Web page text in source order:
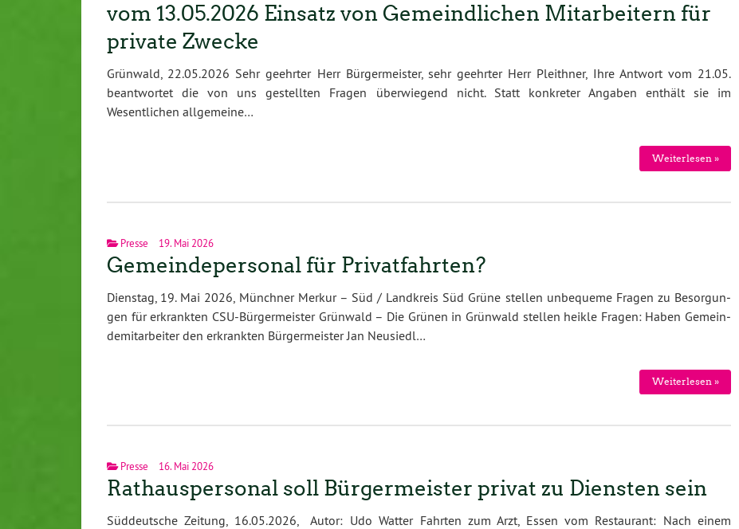
vom 13.05.2026 Einsatz von Gemeindlichen Mitarbeitern für
private Zwecke
Grünwald, 22.05.2026 Sehr geehrter Herr Bürgermeister, sehr geehrter Herr Pleithner, Ihre Antwort vom 21.05.
beantwortet die von uns gestellten Fragen überwiegend nicht. Statt konkreter Angaben enthält sie im
Wesentlichen allgemeine…
Weiterlesen »
Presse 19. Mai 2026
Gemeindepersonal für Privatfahrten?
Dienstag, 19. Mai 2026, Münchner Merkur – Süd / Landkreis Süd Grüne stel­len un­be­que­me Fra­gen zu Be­sor­gun­
gen für er­krank­ten CSU-Bür­ger­meis­ter Grün­wald – Die Grü­nen in Grün­wald stel­len heik­le Fra­gen: Haben Ge­mein­
de­mit­ar­bei­ter den er­krank­ten Bür­ger­meis­ter Jan Neu­siedl…
Weiterlesen »
Presse 16. Mai 2026
Rathauspersonal soll Bürgermeister privat zu Diensten sein
Süddeutsche Zeitung, 16.05.2026, Autor: Udo Watter Fahrten zum Arzt, Essen vom Restaurant: Nach einem